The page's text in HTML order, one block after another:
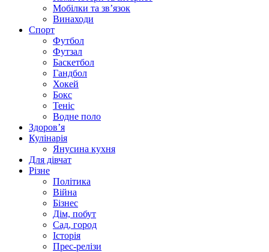
Мобілки та зв’язок
Винаходи
Спорт
Футбол
Футзал
Баскетбол
Гандбол
Хокей
Бокс
Теніс
Водне поло
Здоров’я
Кулінарія
Янусина кухня
Для дівчат
Різне
Політика
Війна
Бізнес
Дім, побут
Сад, город
Історія
Прес-релізи